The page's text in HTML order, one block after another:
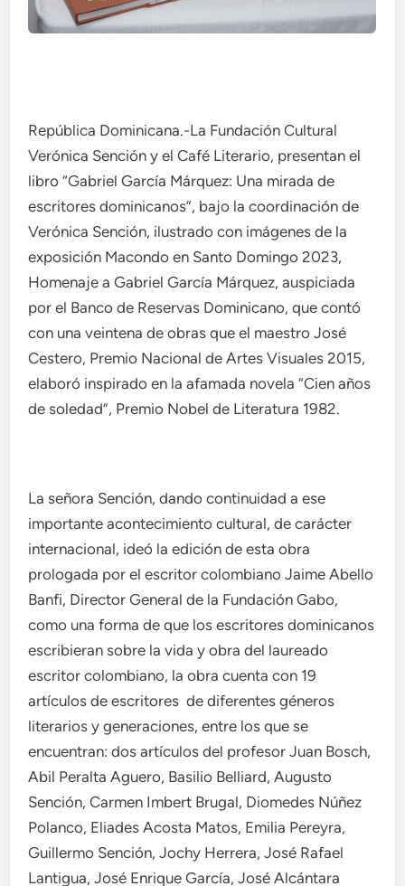
República Dominicana.-La Fundación Cultural
Verónica Sención y el Café Literario, presentan el
libro “Gabriel García Márquez: Una mirada de
escritores dominicanos”, bajo la coordinación de
Verónica Sención, ilustrado con imágenes de la
exposición Macondo en Santo Domingo 2023,
Homenaje a Gabriel García Márquez, auspiciada
por el Banco de Reservas Dominicano, que contó
con una veintena de obras que el maestro José
Cestero, Premio Nacional de Artes Visuales 2015,
elaboró inspirado en la afamada novela “Cien años
de soledad”, Premio Nobel de Literatura 1982.
La señora Sención, dando continuidad a ese
importante acontecimiento cultural, de carácter
internacional, ideó la edición de esta obra
prologada por el escritor colombiano Jaime Abello
Banfi, Director General de la Fundación Gabo,
como una forma de que los escritores dominicanos
escribieran sobre la vida y obra del laureado
escritor colombiano, la obra cuenta con 19
artículos de escritores de diferentes géneros
literarios y generaciones, entre los que se
encuentran: dos artículos del profesor Juan Bosch,
Abil Peralta Aguero, Basilio Belliard, Augusto
Sención, Carmen Imbert Brugal, Diomedes Núñez
Polanco, Eliades Acosta Matos, Emilia Pereyra,
Guillermo Sención, Jochy Herrera, José Rafael
Lantigua, José Enrique García, José Alcántara